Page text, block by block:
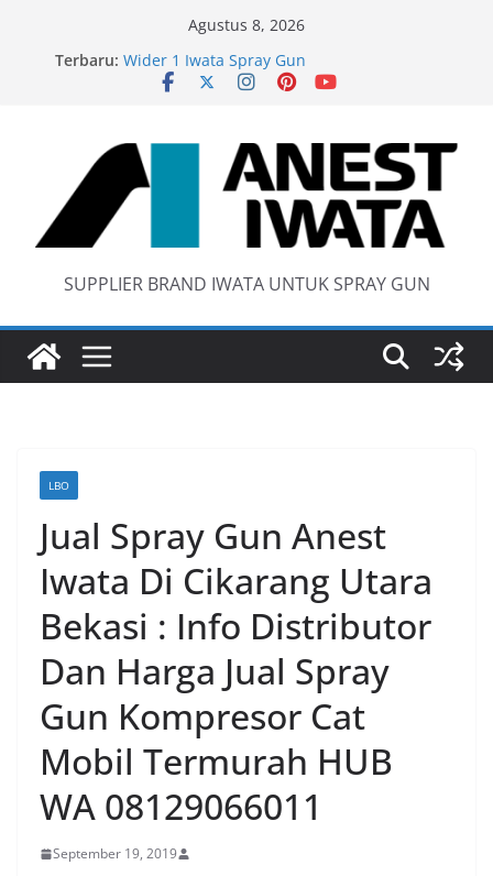
Agustus 8, 2026
Terbaru: Wider 1 Iwata Spray Gun
Anest Iwata W71 C Original
Iwata W 71 New Model ….Last generation…
SUPPLIER BRAND IWATA UNTUK SPRAY GUN
LBO
Jual Spray Gun Anest
Iwata Di Cikarang Utara
Bekasi : Info Distributor
Dan Harga Jual Spray
Gun Kompresor Cat
Mobil Termurah HUB
WA 08129066011
September 19, 2019